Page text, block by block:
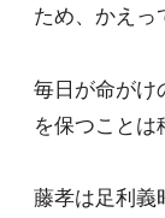
ため、かえっ
毎日が命がけ
を保つことは
藤孝は足利義